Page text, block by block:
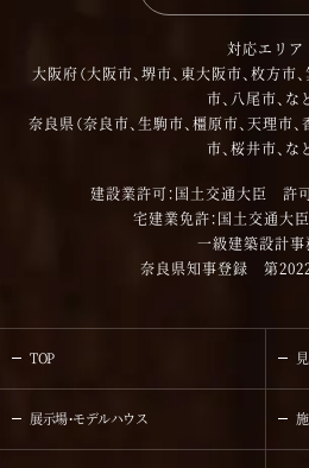
対応エリア
大阪府（大阪市、堺市、東大阪市、枚方市
市、八尾市、な
奈良県（奈良市、生駒市、橿原市、天理市
市、桜井市、な
建設業許可：国土交通大臣 許可
宅建業免許：国土交通大臣
一級建築設計事
奈良県知事登録 第2022
TOP
展示場・モデルハウス